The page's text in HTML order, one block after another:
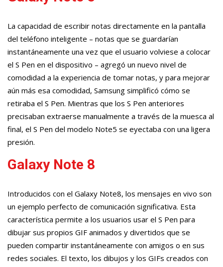
La capacidad de escribir notas directamente en la pantalla
del teléfono inteligente – notas que se guardarían
instantáneamente una vez que el usuario volviese a colocar
el S Pen en el dispositivo – agregó un nuevo nivel de
comodidad a la experiencia de tomar notas, y para mejorar
aún más esa comodidad, Samsung simplificó cómo se
retiraba el S Pen. Mientras que los S Pen anteriores
precisaban extraerse manualmente a través de la muesca al
final, el S Pen del modelo Note5 se eyectaba con una ligera
presión.
Galaxy Note 8
Introducidos con el Galaxy Note8, los mensajes en vivo son
un ejemplo perfecto de comunicación significativa. Esta
característica permite a los usuarios usar el S Pen para
dibujar sus propios GIF animados y divertidos que se
pueden compartir instantáneamente con amigos o en sus
redes sociales. El texto, los dibujos y los GIFs creados con